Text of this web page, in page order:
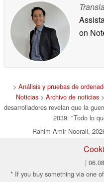
on
> Análisis y pruebas de
Noticias > Archivo de noticias >
desarrolladores revelan que la
2039: "Todo lo
Rahim Amir Noorali,
|
* If you buy something via one